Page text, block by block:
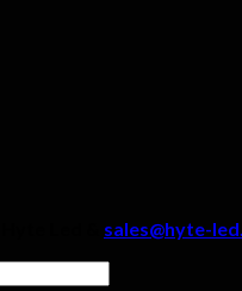
sales@hyte-